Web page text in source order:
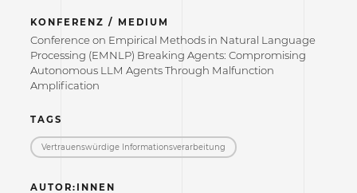
KONFERENZ / MEDIUM
Conference on Empirical Methods in Natural Language
Processing (EMNLP) Breaking Agents: Compromising
Autonomous LLM Agents Through Malfunction
Amplification
TAGS
Vertrauenswürdige Informations­verarbeitung
AUTOR:INNEN